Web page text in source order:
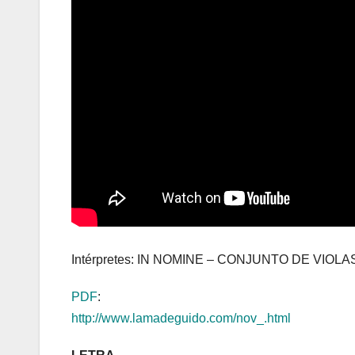
Intérpretes: IN NOMINE – CONJUNTO DE
PDF:
http://www.lamadeguido.com/nov_.html